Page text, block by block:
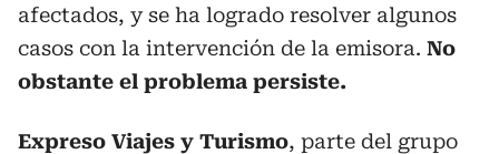
afectados, y se ha logrado resolver algunos
casos con la intervención de la emisora. No
obstante el problema persiste.
Expreso Viajes y Turismo, parte del grupo